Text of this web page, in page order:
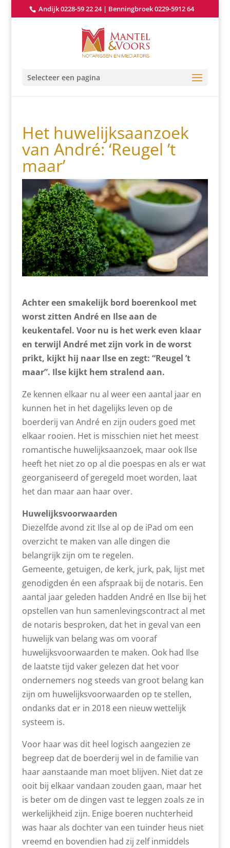
Andijk 0228-59 22 24| Benningbroek 0229-5912 64
Selecteer een pagina
Het huwelijksaanzoek
van André: ‘Reugel ’t
maar’
Achter een smakelijk bord boerenkool met
worst zitten André en Ilse aan de
keukentafel. Voor nu is het werk even klaar
en terwijl André met zijn vork in de worst
prikt, kijkt hij naar Ilse en zegt: “Reugel ’t
maar”. Ilse kijkt hem stralend aan.
Ze kennen elkaar nu al weer een aantal jaar en
kunnen het in het dagelijks leven op de
boerderij van André en zijn ouders goed met
elkaar rooien. Het is misschien niet het meest
romantische huwelijksaanzoek, maar ook Ilse
heeft het niet zo op al die poespas en als er wat
georganiseerd of geregeld moet worden, laat
het dan maar aan haar over.
Huwelijksvoorwaarden
Diezelfde avond zit Ilse al op de iPad om een
overzicht te maken van alle dingen die
belangrijk zijn om te regelen.
Gemeente, getuigen, de kerk, jurk, pak, lijst met
genodigden én een afspraak bij de notaris. Een
aantal jaar geleden hadden André en Ilse bij het
opstellen van hun samenlevingscontract al met
de notaris besproken, dat het in geval van een
huwelijk van belang was om vooraf
huwelijksvoorwaarden te maken. Ook had Ilse
de laatste tijd vaker gelezen dat het voor
ondernemers nog steeds van groot belang kan
zijn om huwelijksvoorwaarden op te stellen,
ondanks dat er in 2018 een nieuw wettelijk
systeem is.
Voor haar was dit heel logisch aangezien ze
begreep dat de boerderij wel in de familie van
haar aanstaande man moet blijven. Niet dat ze
ooit bij elkaar vandaan zouden gaan, maar het
is beter om de dingen vast te leggen zoals ze in
werkelijkheid zijn. Enige boeren nuchterheid
was haar als dochter van een tuinder heus niet
vreemd en bovendien had zij zelf inmiddels